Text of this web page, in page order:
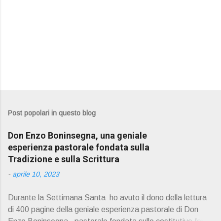
Post popolari in questo blog
Don Enzo Boninsegna, una geniale
esperienza pastorale fondata sulla
Tradizione e sulla Scrittura
- aprile 10, 2023
Durante la Settimana Santa ho avuto il dono della lettura
di 400 pagine della geniale esperienza pastorale di Don